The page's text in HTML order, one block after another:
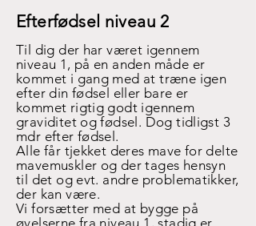
Efterfødsel niveau 2
Til dig der har været igennem
niveau 1, på en anden måde er
kommet i gang med at træne igen
efter din fødsel eller bare er
kommet rigtig godt igennem
graviditet og fødsel. Dog tidligst 3
mdr efter fødsel.
Alle får tjekket deres mave for delte
mavemuskler og der tages hensyn
til det og evt. andre problematikker,
der kan være.
Vi forsætter med at bygge på
øvelserne fra niveau 1, stadig er